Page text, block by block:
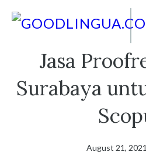
Jasa
Surabaya
August 21, 2021